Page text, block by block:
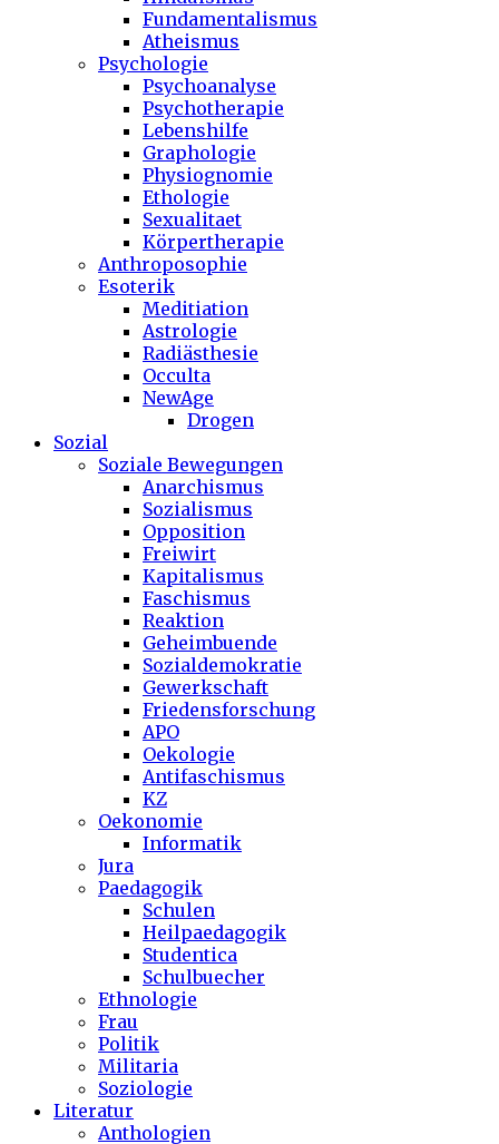
Fundamentalismus
Atheismus
Psychologie
Psychoanalyse
Psychotherapie
Lebenshilfe
Graphologie
Physiognomie
Ethologie
Sexualitaet
Körpertherapie
Anthroposophie
Esoterik
Meditiation
Astrologie
Radiästhesie
Occulta
NewAge
Drogen
Sozial
Soziale Bewegungen
Anarchismus
Sozialismus
Opposition
Freiwirt
Kapitalismus
Faschismus
Reaktion
Geheimbuende
Sozialdemokratie
Gewerkschaft
Friedensforschung
APO
Oekologie
Antifaschismus
KZ
Oekonomie
Informatik
Jura
Paedagogik
Schulen
Heilpaedagogik
Studentica
Schulbuecher
Ethnologie
Frau
Politik
Militaria
Soziologie
Literatur
Anthologien